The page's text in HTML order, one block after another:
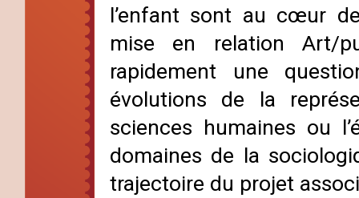
l’enfant sont au cœur
mise en relation Art/
rapidement une
évolutions de la
sciences humaines ou
domaines de la
trajectoire du projet